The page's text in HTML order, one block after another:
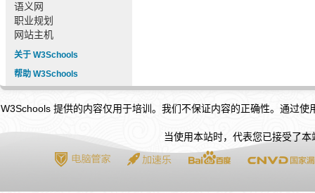
语义网
职业规划
网站主机
关于 W3Schools
帮助 W3Schools
W3Schools 提供的内容仅用于培训。我们不保证内容的正确性。通过
当使用本站时，代表您已接受了本